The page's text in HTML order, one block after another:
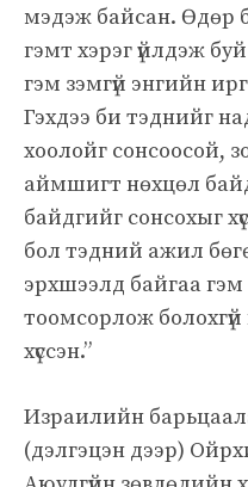
мэдэж байсан. Өдөр
гэмт хэрэг үйлдэж
гэм зэмгүй энгийн
Гэхдээ би тэднийг
хоолойг сонсоосой,
аймшигт нөхцөл
байдгийг сонсохыг
бол тэдний ажил
эрхшээлд байгаа гэм
тоомсорлож
хүссэн.”
Израилийн
(дэлгэцэн дээр)